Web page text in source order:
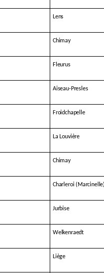
Lens
Chimay
Fleurus
Aiseau-Presles
Froidchapelle
La Louvière
Chimay
Charleroi
Jurbise
Welkenraedt
Liège